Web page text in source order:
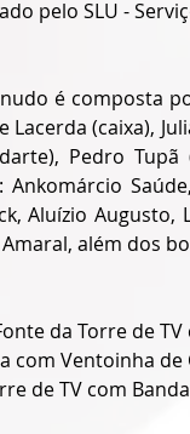
pelo SLU -
é composta
Lacerda (caixa),
Pedro
Aluízio
além dos
da Torre de
com Ventoinha
de TV com